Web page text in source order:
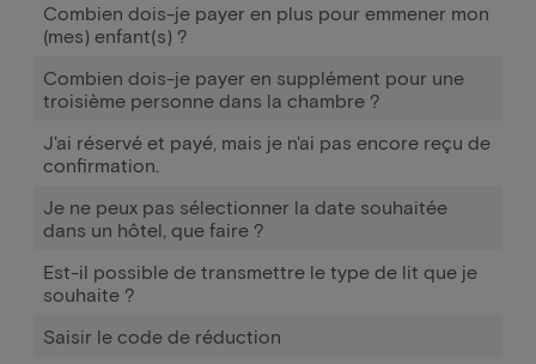
Combien dois-je payer en plus pour emmener mon
(mes) enfant(s) ?
Combien dois-je payer en supplément pour une
troisième personne dans la chambre ?
J'ai réservé et payé, mais je n'ai pas encore reçu de
confirmation.
Je ne peux pas sélectionner la date souhaitée
dans un hôtel, que faire ?
Est-il possible de transmettre le type de lit que je
souhaite ?
Saisir le code de réduction